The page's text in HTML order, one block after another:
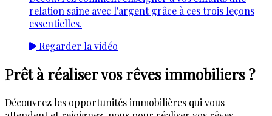
relation saine avec l'argent grâce à ces trois leçons
essentielles.
Regarder la vidéo
Prêt à réaliser vos rêves immobiliers ?
Découvrez les opportunités immobilières qui vous